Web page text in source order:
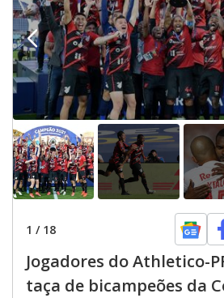
1 / 18
Jogadores do Athletico-
taça de bicampeões da